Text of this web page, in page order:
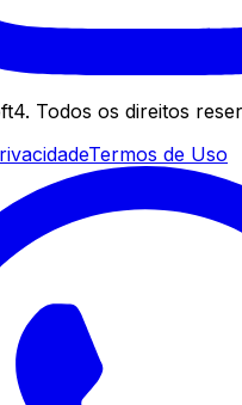
Todos os direitos
Termos de Uso